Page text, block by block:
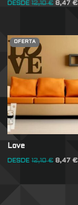
DESDE 12,10€ 8,47 €
OFERTA
Love
DESDE 12,10€ 8,47 €